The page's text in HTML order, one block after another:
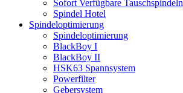
Sofort Verfügbare Tauschspindeln
Spindel Hotel
Spindeloptimierung
Spindeloptimierung
BlackBoy I
BlackBoy II
HSK63 Spannsystem
Powerfilter
Gebersystem